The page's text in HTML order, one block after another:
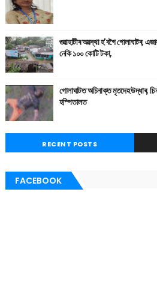
গুৱাহাটীৰ অৱস্থা হ'বগৈ গোলাঘাটৰ,
নেকি ১০০ কোটি টকা,
গোলাঘাটত অচিনাক্ত মৃতদেহ উদ্ধাৰ,
হস্পিতালত
RECENT POSTS
FACEBOOK